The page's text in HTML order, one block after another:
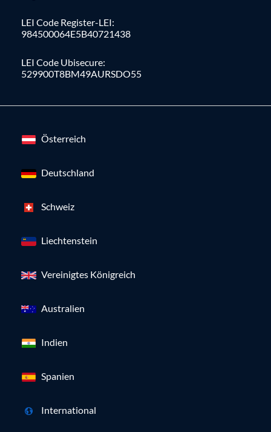
LEI Code Register-LEI:
984500064E5B40721438
LEI Code Ubisecure:
529900T8BM49AURSDO55
Österreich
Deutschland
Schweiz
Liechtenstein
Vereinigtes Königreich
Australien
Indien
Spanien
International